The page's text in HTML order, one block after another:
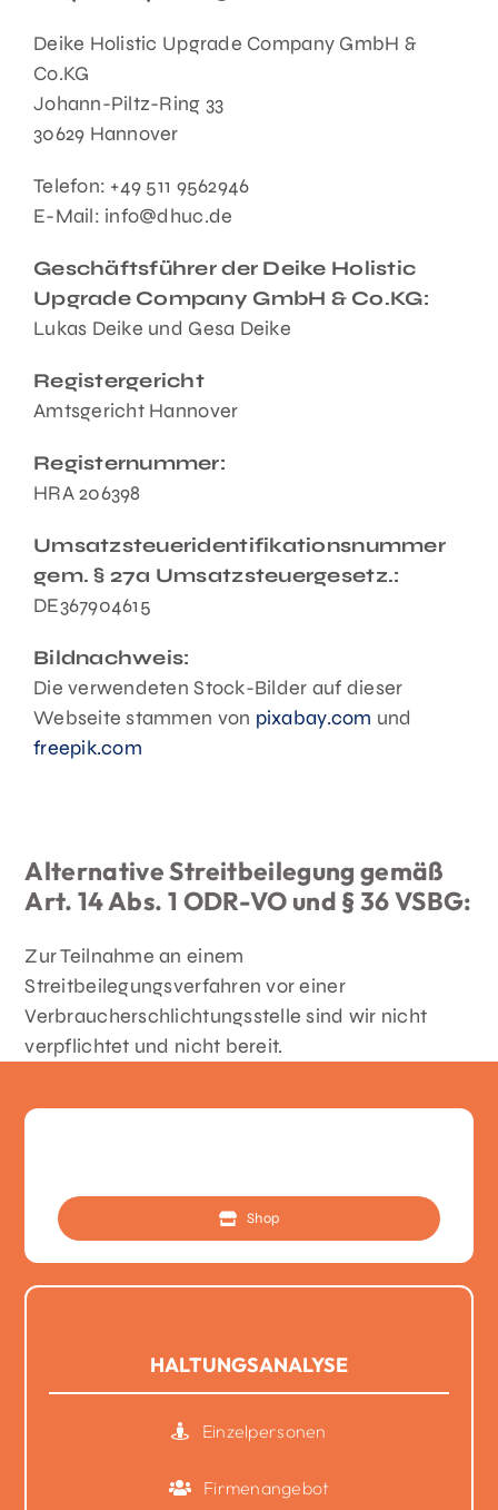
Über Uns
Deike Holistic Upgrade Company GmbH &
Co.KG
Johann-Piltz-Ring 33
30629 Hannover
Telefon: +49 511 9562946
E-Mail: info@dhuc.de
Geschäftsführer der Deike Holistic
Upgrade Company GmbH & Co.KG:
Lukas Deike und Gesa Deike
Registergericht
Amtsgericht Hannover
Registernummer:
HRA 206398
Umsatzsteueridentifikationsnummer
gem. § 27a Umsatzsteuergesetz.:
DE367904615
Bildnachweis:
Die verwendeten Stock-Bilder auf dieser
Webseite stammen von pixabay.com und
freepik.com
Alternative Streitbeilegung gemäß
Art. 14 Abs. 1 ODR-VO und § 36 VSBG:
Zur Teilnahme an einem
Streitbeilegungsverfahren vor einer
Verbraucherschlichtungsstelle sind wir nicht
verpflichtet und nicht bereit.
Shop
HALTUNGSANALYSE
Einzelpersonen
Firmenangebot